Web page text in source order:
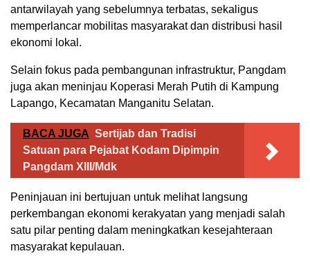
antarwilayah yang sebelumnya terbatas, sekaligus
memperlancar mobilitas masyarakat dan distribusi hasil
ekonomi lokal.
Selain fokus pada pembangunan infrastruktur, Pangdam
juga akan meninjau Koperasi Merah Putih di Kampung
Lapango, Kecamatan Manganitu Selatan.
BACA JUGA Sertijab dan Tradisi
Satuan para Pejabat Kodam Dipimpin
Pangdam XIII/Mdk
Peninjauan ini bertujuan untuk melihat langsung
perkembangan ekonomi kerakyatan yang menjadi salah
satu pilar penting dalam meningkatkan kesejahteraan
masyarakat kepulauan.